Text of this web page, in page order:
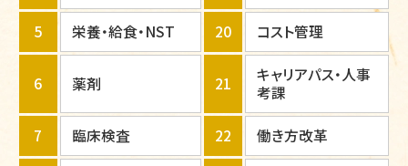
5 栄養・給食・NST 20 コスト管理
6 薬剤 21
キャリアパス・人事
考課
7 臨床検査 22 働き方改革